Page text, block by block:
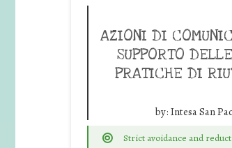
AZIONI DI
SUPPORTO
PRATICHE DI
by: Intesa San
Strict avoidance and